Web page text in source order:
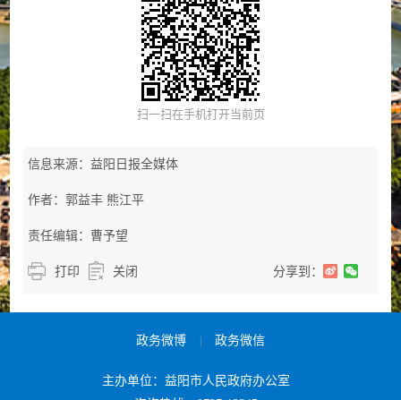
扫一扫在手机打开当前页
信息来源：益阳日报全媒体
作者：郭益丰 熊江平
责任编辑：曹予望
打印 关闭 分享到：
政务微博 政务微信
主办单位：益阳市人民政府办公室